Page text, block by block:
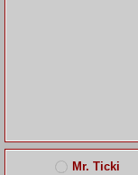
Mr. Ticki